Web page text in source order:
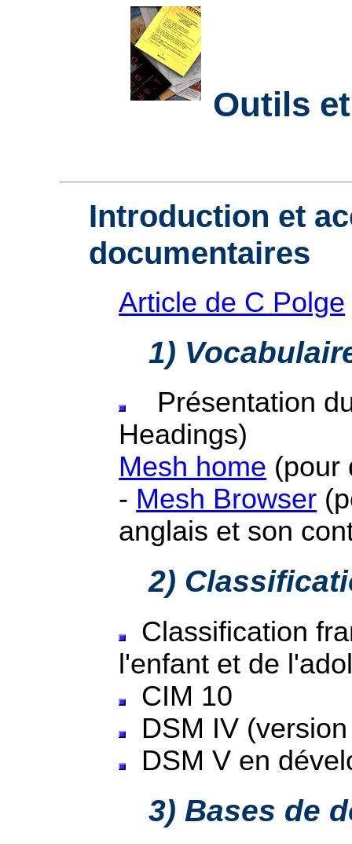
Outils
Introduction et
documentaires
Article de C Polge
1)
Présentation
Headings)
Mesh home (pour
- Mesh Browser
anglais et son
2)
Classification
l'enfant et de
CIM 10
DSM IV
DSM V en
3) Bases de